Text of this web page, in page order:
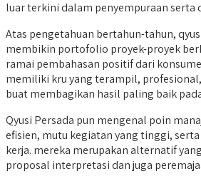
luar terkini dalam penyempuraan serta
Atas pengetahuan bertahun-tahun,
membikin portofolio proyek-proyek
ramai pembahasan positif dari
memiliki kru yang terampil,
buat membagikan hasil paling baik
Qyusi Persada pun mengenal poin
efisien, mutu kegiatan yang tinggi,
kerja. mereka merupakan alternatif
proposal interpretasi dan juga